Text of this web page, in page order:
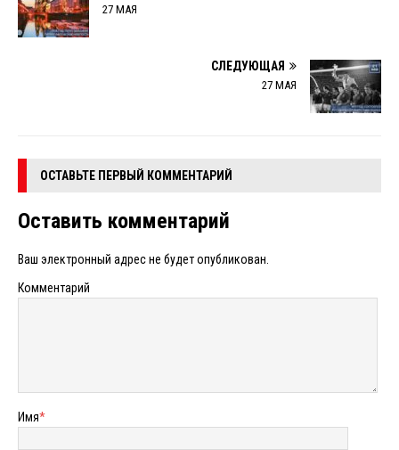
27 МАЯ
СЛЕДУЮЩАЯ
27 МАЯ
ОСТАВЬТЕ ПЕРВЫЙ КОММЕНТАРИЙ
Оставить комментарий
Ваш электронный адрес не будет опубликован.
Комментарий
Имя*